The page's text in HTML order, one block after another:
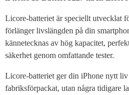
Licore-batteriet är speciellt utvecklat
förlänger livslängden på din
kännetecknas av hög kapacitet,
säkerhet genom omfattande tester.
Licore-batteriet ger din iPhone nytt
fabriksförpackat, utan några tidigare